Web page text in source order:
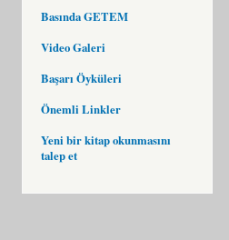
Basında GETEM
Video Galeri
Başarı Öyküleri
Önemli Linkler
Yeni bir kitap okunmasını
talep et